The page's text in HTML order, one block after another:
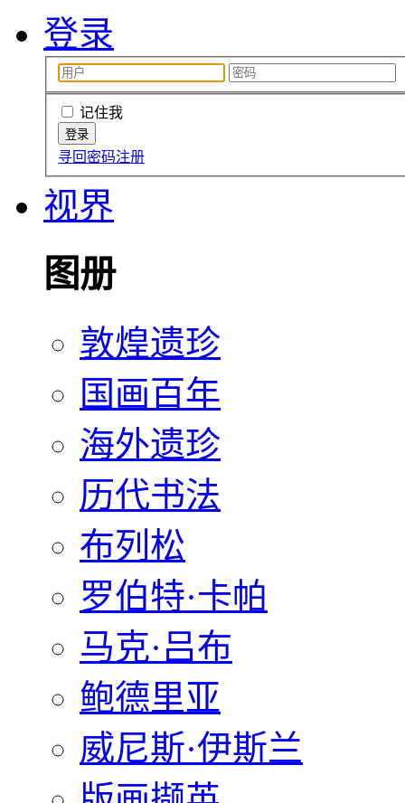
登录
记住我
寻回密码注册
视界
图册
敦煌遗珍
国画百年
海外遗珍
历代书法
布列松
罗伯特·卡帕
马克·吕布
鲍德里亚
威尼斯·伊斯兰